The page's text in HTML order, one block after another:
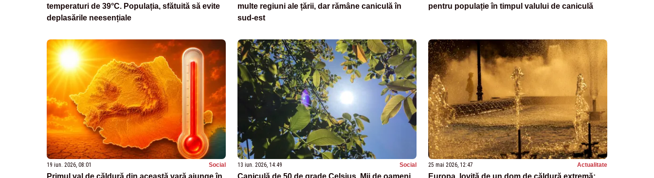
temperaturi de 39°C. Populația, sfătuită să evite
deplasările neesențiale
multe regiuni ale țării, dar rămâne caniculă în
sud-est
pentru populație în timpul valului de caniculă
19 iun. 2026, 08:01 Social
Primul val de căldură din această vară ajunge în
13 iun. 2026, 14:49 Social
Caniculă de 50 de grade Celsius. Mii de oameni
25 mai 2026, 12:47 Actualitate
Europa, lovită de un dom de căldură extremă: